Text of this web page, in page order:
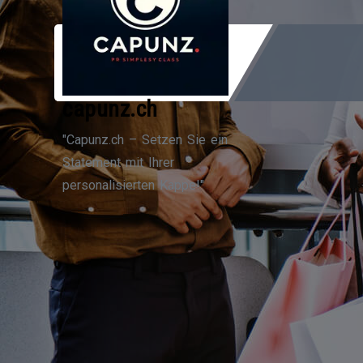
Zum
Inhalt
capunz.ch
"Capunz.ch – Setzen Sie ein
Statement mit Ihrer
personalisierten Kappe!"